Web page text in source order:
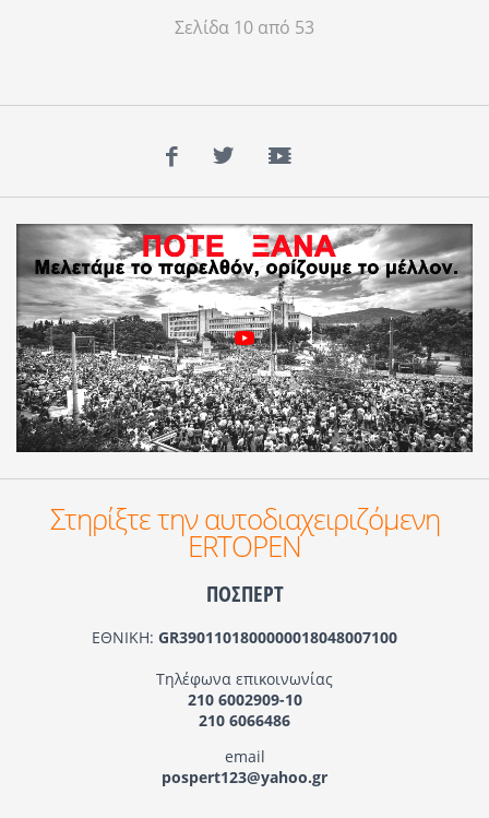
Σελίδα 10 από 53
Facebook
TwitterYouTube
Στηρίξτε την αυτοδιαχειριζόμενη
ERTOPEN
ΠΟΣΠΕΡΤ
ΕΘΝΙΚΗ: GR3901101800000018048007100
Τηλέφωνα επικοινωνίας
210 6002909-10
210 6066486
email
pospert123@yahoo.gr